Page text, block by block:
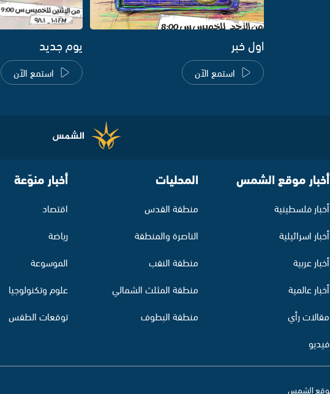
اول خبر
استمع الآن
يوم جديد
استمع الآن
أخبار موقع الشمس
أخبار فلسطينية
أخبار اسرائيلية
أخبار عربية
أخبار عالمية
مقالات رأي
فيديو
المحليات
منطقة القدس
الناصرة والمنطقة
منطقة النقب
منطقة المثلث الشمالي
منطقة البطوف
أخبار منوّعة
اقتصاد
رياضة
الموسوعة
علوم وتكنولوجيا
توقعات الطقس